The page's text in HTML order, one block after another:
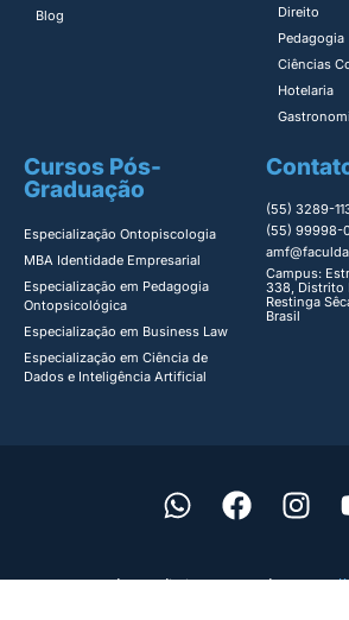
Blog
Direito​
Pedagogia
Ciências
Hotelaria
Cursos Pós-
Graduação
Especialização Ontopiscologia ​
MBA Identidade Empresarial​
Especialização em Pedagogia
Ontopsicológica​
Especialização em Business Law
Especialização em Ciência de
Dados e Inteligência Artificial
(55) 3289-
(55) 99998-
Campus:
338, Distrito
Restinga
Brasil
© 2024 Todos os direitos reservados |